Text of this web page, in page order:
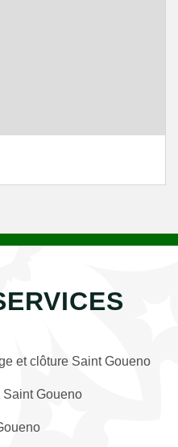
et clôture Saint Goueno
Saint Goueno